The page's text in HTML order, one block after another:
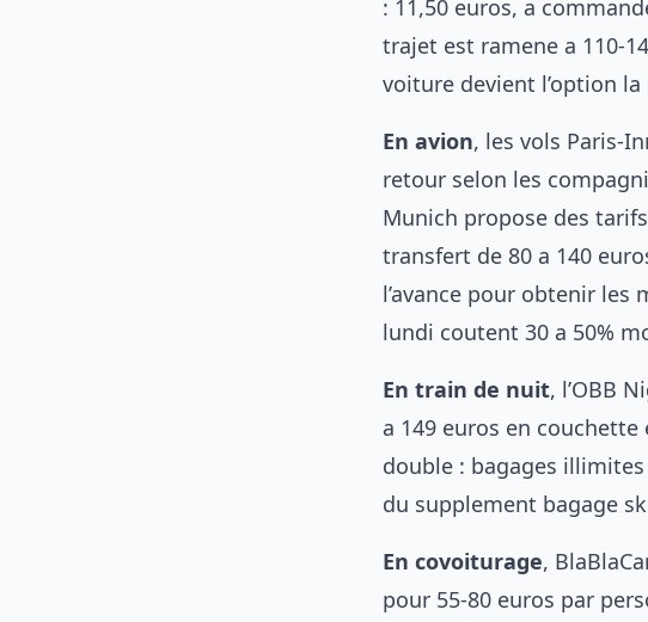
: 11,50 euros, a
trajet est ramene a 110-
voiture devient l’option
En avion, les vols Paris-
retour selon les
Munich propose des
transfert de 80 a 140
l’avance pour obtenir
lundi coutent 30 a 50%
En train de nuit, l’OBB
a 149 euros en couchette
double : bagages
du supplement bagage
En covoiturage,
pour 55-80 euros par